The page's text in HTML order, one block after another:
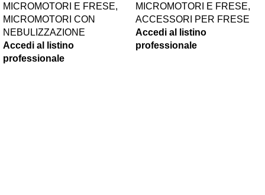
MICROMOTORI E FRESE,
MICROMOTORI CON
NEBULIZZAZIONE
Accedi al listino
professionale
MICROMOTORI E FRESE,
ACCESSORI PER FRESE
Accedi al listino
professionale